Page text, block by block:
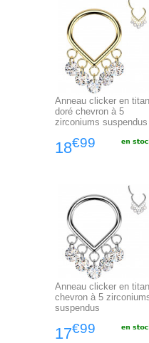
Anneau clicker en
doré chevron à 5
zirconiums suspendus
18€99
Anneau clicker en
chevron à 5
suspendus
17€99